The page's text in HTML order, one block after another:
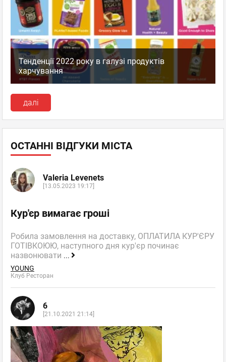
Тенденції 2022 року в галузі продуктів
харчування
далі
ОСТАННІ ВІДГУКИ МІСТА
Valeria Levenets
[13.05.2023 19:17]
Кур'єр вимагає гроші
Робила замовлення на доставку, ОПЛАТИЛА КУР'ЄРУ
ГОТІВКОЮЮ, наступного дня кур'єр починає
назвонювати ...
YOUNG
Клуб Ресторан
6
[21.10.2021 21:14]